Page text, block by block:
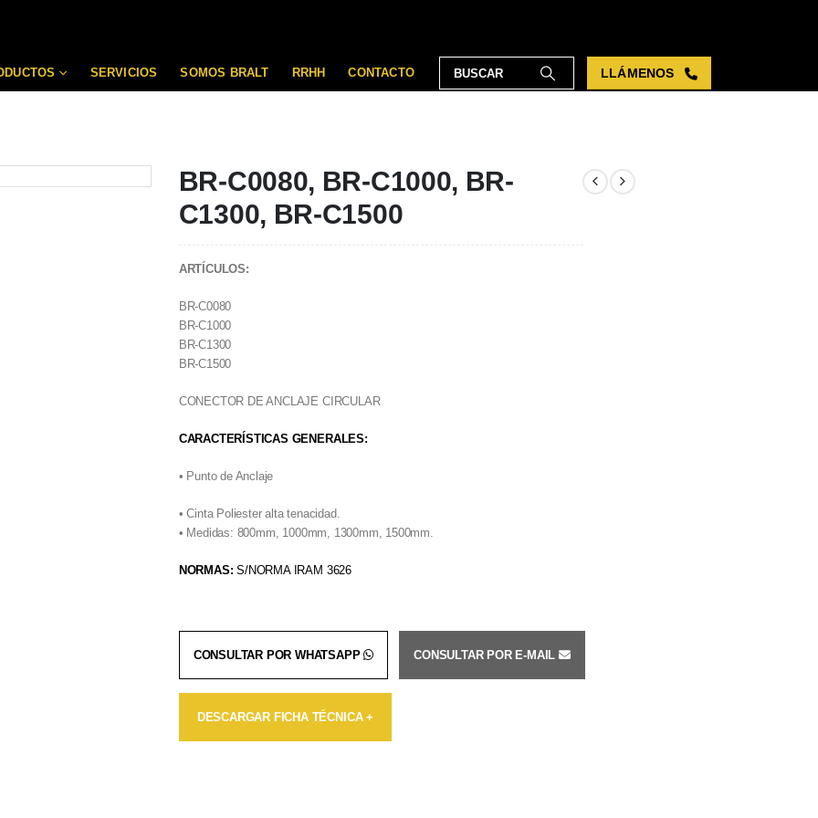
SERVICIOS SOMOS BRALT RRHH CONTACTO LLÁMENOS
BR-C0080, BR-C1000, BR-
C1300, BR-C1500
ARTÍCULOS:
BR-C0080
BR-C1000
BR-C1300
BR-C1500
CONECTOR DE ANCLAJE CIRCULAR
CARACTERÍSTICAS GENERALES:
• Punto de Anclaje
• Cinta Poliester alta tenacidad.
• Medidas: 800mm, 1000mm, 1300mm, 1500mm.
NORMAS: S/NORMA IRAM 3626
CONSULTAR POR WHATSAPP CONSULTAR POR E-MAIL
DESCARGAR FICHA TÉCNICA +